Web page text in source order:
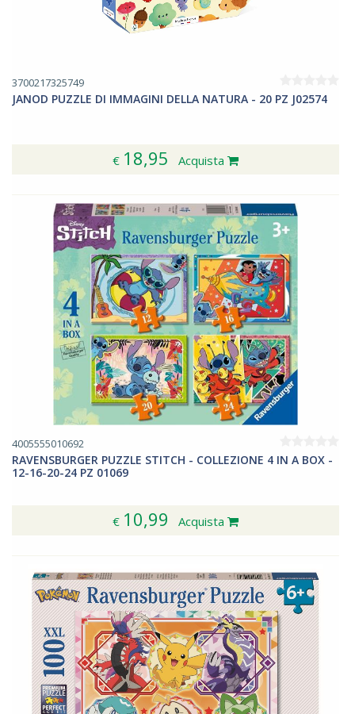
3700217325749
JANOD PUZZLE DI IMMAGINI DELLA NATURA - 20 PZ J02574
€ 18,95 Acquista
4005555010692
RAVENSBURGER PUZZLE STITCH - COLLEZIONE 4 IN A BOX -
12-16-20-24 PZ 01069
€ 10,99 Acquista